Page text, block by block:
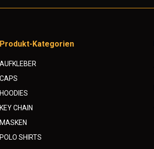
Produkt-Kategorien
AUFKLEBER
CAPS
HOODIES
KEY CHAIN
MASKEN
POLO SHIRTS